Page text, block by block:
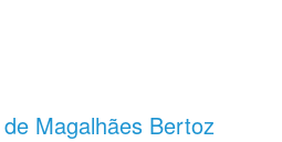
Magalhães Bertoz